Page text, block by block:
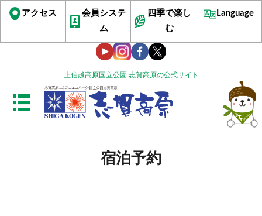
上信越高原国立公園 志賀高原の公式サイト
アクセス
会員システ
ム
四季で楽し
む
Language
宿泊予約